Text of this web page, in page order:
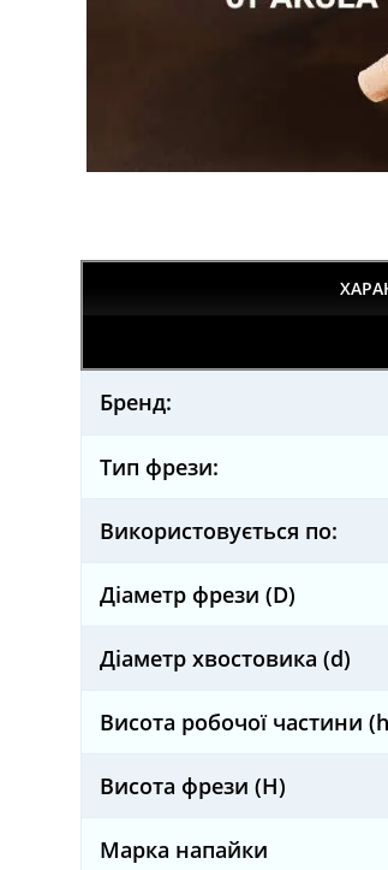
Бренд:
Тип фрези:
Використовується по:
Діаметр фрези (D)
Діаметр хвостовика (d)
Висота робочої частини
Висота фрези (H)
Марка напайки